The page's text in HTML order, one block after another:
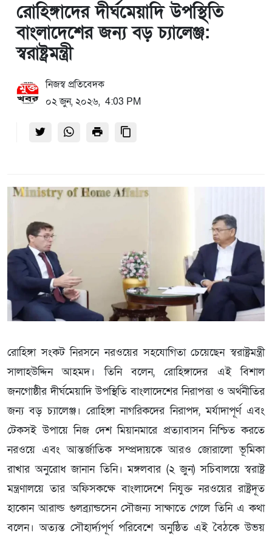
রোহিঙ্গাদের দীর্ঘমেয়াদি উপস্থিতি
বাংলাদেশের জন্য বড় চ্যালেঞ্জ:
স্বরাষ্ট্রমন্ত্রী
নিজস্ব প্রতিবেদক
০২ জুন, ২০২৬, 4:03 PM
রোহিঙ্গা সংকট নিরসনে নরওয়ের সহযোগিতা চেয়েছেন স্বরাষ্ট্রমন্ত্রী
সালাহউদ্দিন আহমদ। তিনি বলেন, রোহিঙ্গাদের এই বিশাল
জনগোষ্ঠীর দীর্ঘমেয়াদি উপস্থিতি বাংলাদেশের নিরাপত্তা ও অর্থনীতির
জন্য বড় চ্যালেঞ্জ। রোহিঙ্গা নাগরিকদের নিরাপদ, মর্যাদাপূর্ণ এবং
টেকসই উপায়ে নিজ দেশ মিয়ানমারে প্রত্যাবাসন নিশ্চিত করতে
নরওয়ে এবং আন্তর্জাতিক সম্প্রদায়কে আরও জোরালো ভূমিকা
রাখার অনুরোধ জানান তিনি। মঙ্গলবার (২ জুন) সচিবালয়ে স্বরাষ্ট্র
মন্ত্রণালয়ে তার অফিসকক্ষে বাংলাদেশে নিযুক্ত নরওয়ের রাষ্ট্রদূত
হাকোন আরাল্ড গুলব্র্যান্ডসেন সৌজন্য সাক্ষাতে গেলে তিনি এ কথা
বলেন। অত্যন্ত সৌহার্দ্যপূর্ণ পরিবেশে অনুষ্ঠিত এই বৈঠকে উভয়